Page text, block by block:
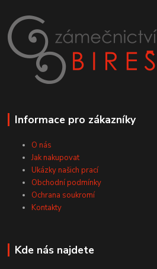
Informace pro zákazníky
O nás
Jak nakupovat
Ukázky našich prací
Obchodní podmínky
Ochrana soukromí
Kontakty
Kde nás najdete